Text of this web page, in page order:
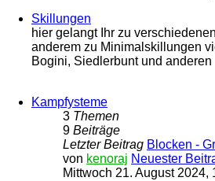
Skillungen
hier gelangt Ihr zu
anderem zu Minimalskillungen
Bogini, Siedlerbunt und anderen
Kampfysteme
3 Themen
9 Beiträge
Letzter Beitrag Blocken -
von kenoraj Neuester
Mittwoch 21. August 2024,